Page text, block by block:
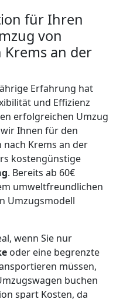
für Ihren
von
Krems an der
Erfahrung hat
und Effizienz
erfolgreichen Umzug
Ihnen für den
nach Krems an der
kostengünstige
. Bereits ab 60€
umweltfreundlichen
Umzugsmodell
wenn Sie nur
oder eine begrenzte
müssen,
buchen
spart Kosten, da